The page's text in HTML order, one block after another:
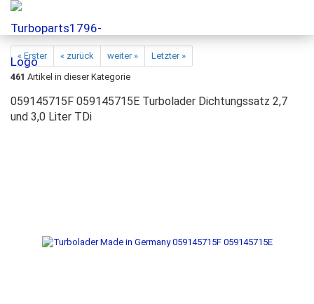
« Erster « zurück weiter »
Letzter »
461 Artikel in dieser Kategorie
059145715F 059145715E Turbolader Dichtungssatz 2,7
und 3,0 Liter TDi